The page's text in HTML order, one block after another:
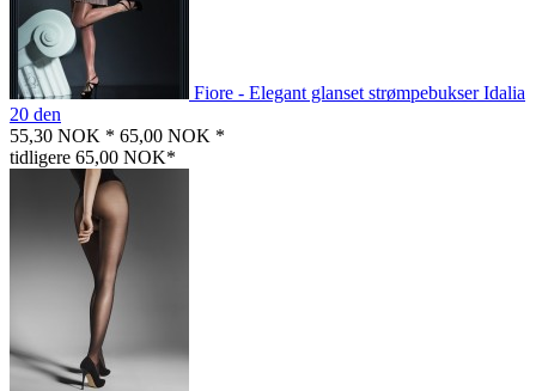
Fiore - Elegant glanset strømpebukser Idalia
20 den
55,30 NOK * 65,00 NOK *
tidligere 65,00 NOK*